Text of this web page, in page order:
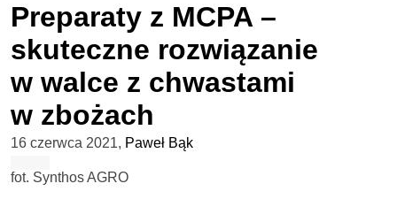
Preparaty z MCPA –
skuteczne rozwiązanie
w walce z chwastami
w zbożach
16 czerwca 2021, Paweł Bąk
fot. Synthos AGRO